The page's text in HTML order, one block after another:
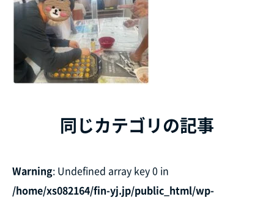
同じカテゴリの記事
Warning: Undefined array key 0 in
/home/xs082164/fin-yj.jp/public_html/wp-